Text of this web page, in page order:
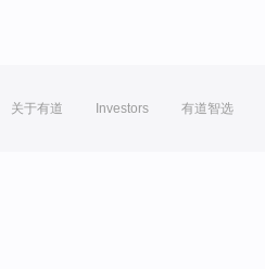
关于有道 Investors 有道智选